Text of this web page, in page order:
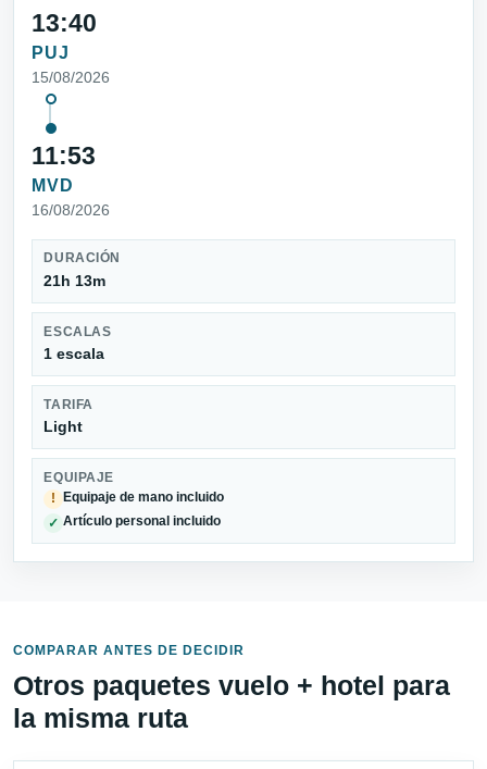
13:40
PUJ
15/08/2026
11:53
MVD
16/08/2026
DURACIÓN
21h 13m
ESCALAS
1 escala
TARIFA
Light
EQUIPAJE
!
Equipaje de mano incluido
✓ Artículo personal incluido
COMPARAR ANTES DE DECIDIR
Otros paquetes vuelo + hotel para
la misma ruta